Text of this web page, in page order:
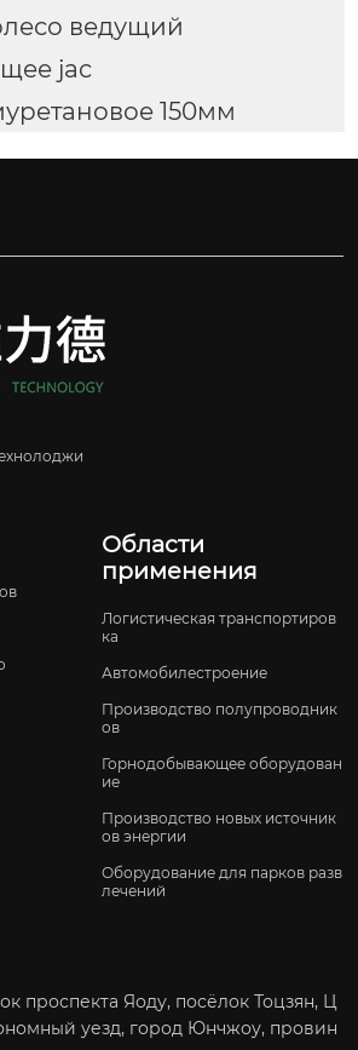
ведущий
jac
150мм
Области
применения
Логистическая транспортиров
ка
Автомобилестроение
Производство полупроводник
ов
Горнодобывающее оборудован
ие
Производство новых источник
ов энергии
Оборудование для парков разв
лечений
проспекта Яоду, посёлок Тоцзян, Ц
уезд, город Юнчжоу, провин